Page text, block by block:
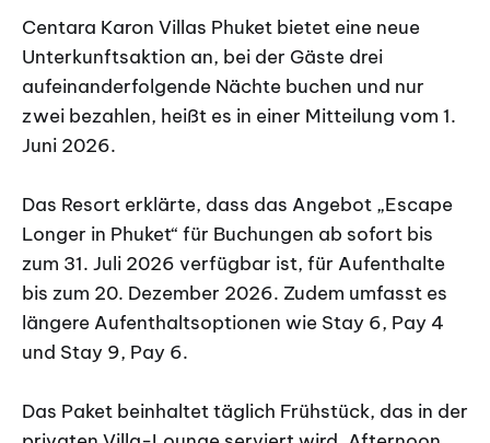
Centara Karon Villas Phuket bietet eine neue
Unterkunftsaktion an, bei der Gäste drei
aufeinanderfolgende Nächte buchen und nur
zwei bezahlen, heißt es in einer Mitteilung vom 1.
Juni 2026.
Das Resort erklärte, dass das Angebot „Escape
Longer in Phuket“ für Buchungen ab sofort bis
zum 31. Juli 2026 verfügbar ist, für Aufenthalte
bis zum 20. Dezember 2026. Zudem umfasst es
längere Aufenthaltsoptionen wie Stay 6, Pay 4
und Stay 9, Pay 6.
Das Paket beinhaltet täglich Frühstück, das in der